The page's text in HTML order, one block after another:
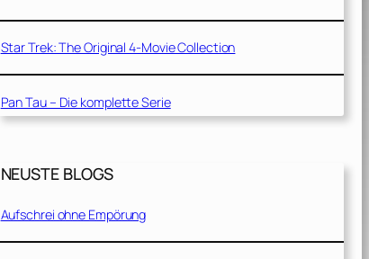
Star Trek: The Original 4-Movie Collection
Pan Tau – Die komplette Serie
NEUSTE BLOGS
Aufschrei ohne Empörung